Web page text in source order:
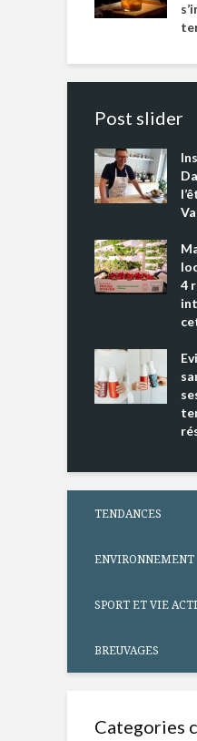
Post slider
4
TENDANCES
ENVIRONNEMENT
SPORT ET VIE
BREUVAGES
Categories